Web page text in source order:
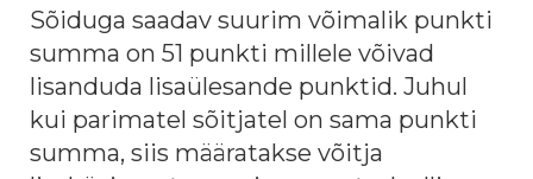
Sõiduga saadav suurim võimalik punkti
summa on 51 punkti millele võivad
lisanduda lisaülesande punktid. Juhul
kui parimatel sõitjatel on sama punkti
summa, siis määratakse võitja